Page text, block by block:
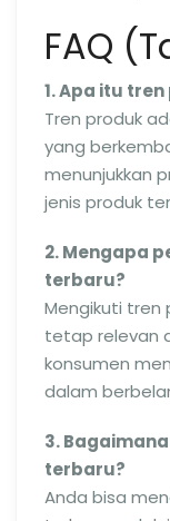
FAQ
1. Apa itu
Tren produk
yang
menunjukkan
jenis produk
2. Mengapa
terbaru?
Mengikuti tren
tetap relevan
konsumen
dalam
3.
terbaru?
Anda bisa